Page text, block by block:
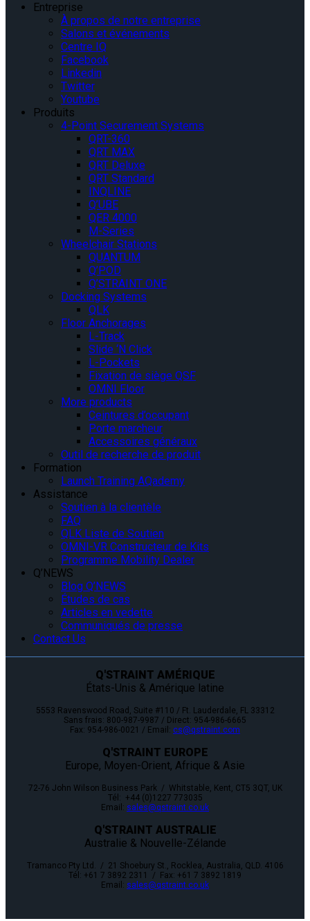
Entreprise
À propos de notre entreprise
Salons et événements
Centre IQ
Facebook
Linkedin
Twitter
Youtube
Produits
4-Point Securement Systems
QRT-360
QRT MAX
QRT Deluxe
QRT Standard
INQLINE
Q’UBE
QER 4000
M-Series
Wheelchair Stations
QUANTUM
Q’POD
Q’STRAINT ONE
Docking Systems
QLK
Floor Anchorages
L-Track
Slide ‘N Click
L-Pockets
Fixation de siège QSF
OMNI Floor
More products
Ceintures d’occupant
Porte marcheur
Accessoires généraux
Outil de recherche de produit
Formation
Launch Training AQademy
Assistance
Soutien à la clientèle
FAQ
QLK Liste de Soutien
OMNI-VR Constructeur de Kits
Programme Mobility Dealer
Q’NEWS
Blog Q’NEWS
Études de cas
Articles en vedette
Communiqués de presse
Contact Us
Q'STRAINT AMÉRIQUE
États-Unis & Amérique latine
5553 Ravenswood Road, Suite #110 / Ft. Lauderdale, FL 33312
Sans frais: 800-987-9987 / Direct: 954-986-6665
Fax: 954-986-0021 / Email: cs@qstraint.com
Q'STRAINT EUROPE
Europe, Moyen-Orient, Afrique & Asie
72-76 John Wilson Business Park / Whitstable, Kent, CT5 3QT, UK
Tél: +44 (0)1227 773035
Email: sales@qstraint.co.uk
Q'STRAINT AUSTRALIE
Australie & Nouvelle-Zélande
Tramanco Pty Ltd. / 21 Shoebury St., Rocklea, Australia, QLD. 4106
Tél: +61 7 3892 2311 / Fax: +61 7 3892 1819
Email: sales@qstraint.co.uk